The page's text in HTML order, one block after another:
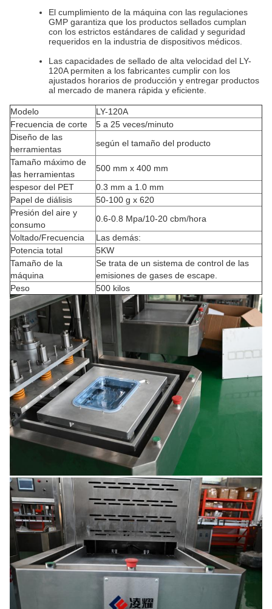
El cumplimiento de la máquina con las regulaciones
GMP garantiza que los productos sellados cumplan
con los estrictos estándares de calidad y seguridad
requeridos en la industria de dispositivos médicos.
Las capacidades de sellado de alta velocidad del LY-
120A permiten a los fabricantes cumplir con los
ajustados horarios de producción y entregar productos
al mercado de manera rápida y eficiente.
Modelo
LY-120A
Frecuencia de corte
5 a 25 veces/minuto
Diseño de las
herramientas
según el tamaño del producto
Tamaño máximo de
las herramientas
500 mm x 400 mm
espesor del PET
0.3 mm a 1.0 mm
Papel de diálisis
50-100 g x 620
Presión del aire y
consumo
0.6-0.8 Mpa/10-20 cbm/hora
Voltado/Frecuencia
Las demás:
Potencia total
5KW
Tamaño de la
máquina
Se trata de un sistema de control de las
emisiones de gases de escape.
Peso
500 kilos